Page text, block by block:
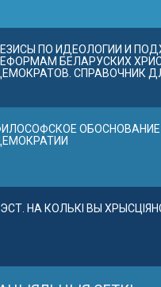
ПО ИДЕОЛОГИИ И
БЕЛАРУСКИХ
СПРАВОЧНИК
НА КОЛЬКІ ВЫ